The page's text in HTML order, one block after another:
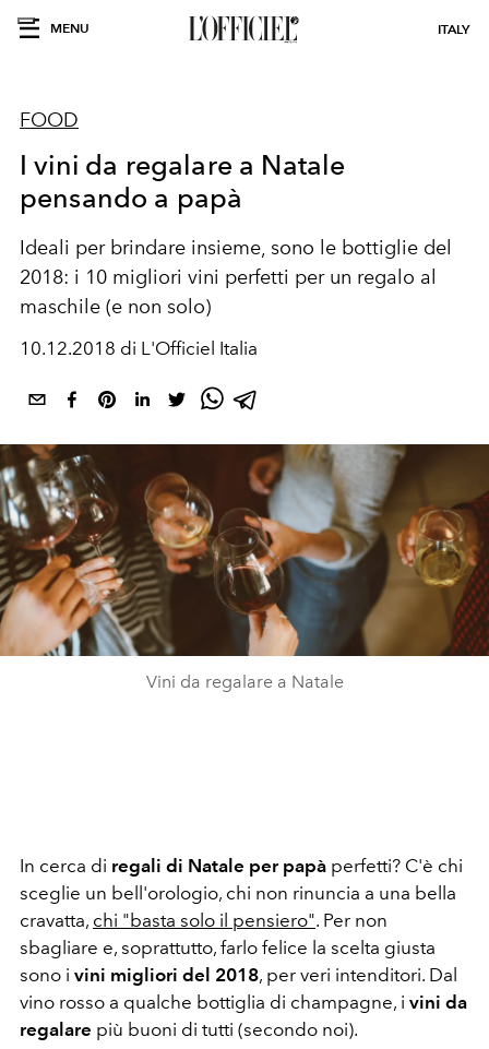
MENU ITALY
FOOD
I vini da regalare a Natale
pensando a papà
Ideali per brindare insieme, sono le bottiglie del
2018: i 10 migliori vini perfetti per un regalo al
maschile (e non solo)
10.12.2018 di L'Officiel Italia
Vini da regalare a Natale
In cerca di regali di Natale per papà perfetti? C'è chi
sceglie un bell'orologio, chi non rinuncia a una bella
cravatta, chi "basta solo il pensiero". Per non
sbagliare e, soprattutto, farlo felice la scelta giusta
sono i vini migliori del 2018, per veri intenditori. Dal
vino rosso a qualche bottiglia di champagne, i vini da
regalare più buoni di tutti (secondo noi).